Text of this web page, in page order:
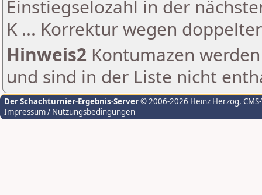
Einstiegselozahl in der
K ... Korrektur wegen
Hinweis2 Kontumazen
und sind in der Liste nicht
Der Schachturnier-Ergebnis-Server© 2006-2026 Heinz Herzog,
Impressum / Nutzungsbedingungen